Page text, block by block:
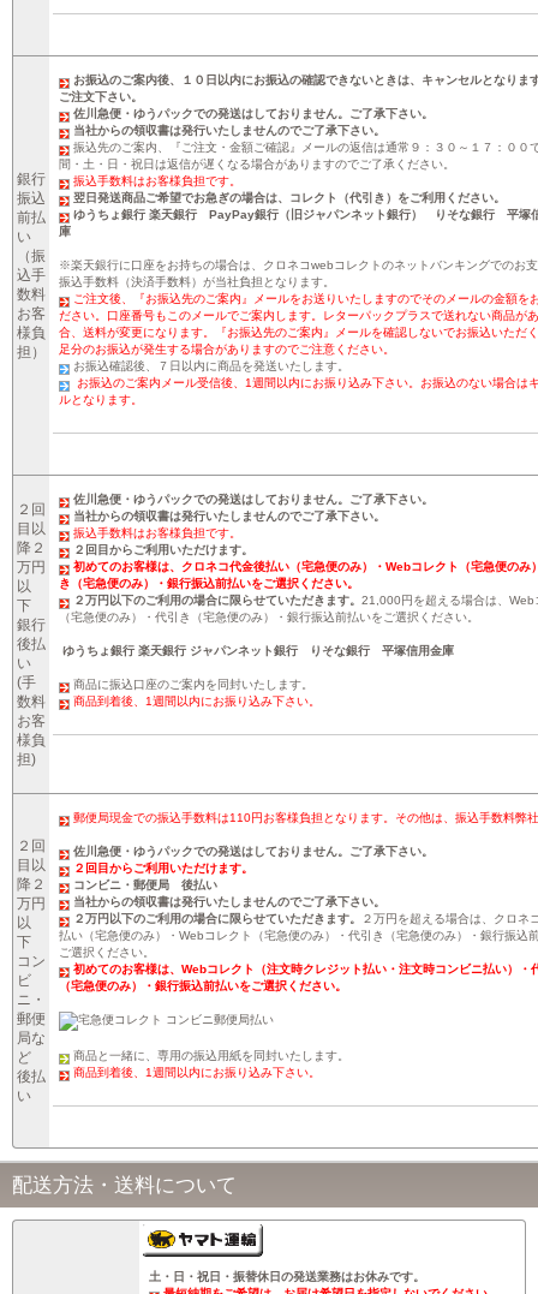
銀行
振込
前払
い
（振
込手
数料
お客
様負
担）
お振込のご案内後、１０日以内にお振込の確認できないときは、キャンセルとなりま
ご注文下さい。
佐川急便・ゆうパックでの発送はしておりません。ご了承下さい。
当社からの領収書は発行いたしませんのでご了承下さい。
振込先のご案内、『ご注文・金額ご確認』メールの返信は通常９：３０～１７：００
間・土・日・祝日は返信が遅くなる場合がありますのでご了承ください。
振込手数料はお客様負担です。
翌日発送商品ご希望でお急ぎの場合は、コレクト（代引き）をご利用ください。
ゆうちょ銀行 楽天銀行 PayPay銀行（旧ジャパンネット銀行） りそな銀行 平塚
庫
※楽天銀行に口座をお持ちの場合は、クロネコwebコレクトのネットバンキングでのお
振込手数料（決済手数料）が当社負担となります。
ご注文後、『お振込先のご案内』メールをお送りいたしますのでそのメールの金額を
ださい。口座番号もこのメールでご案内します。レターパックプラスで送れない商品が
合、送料が変更になります。『お振込先のご案内』メールを確認しないでお振込いただ
足分のお振込が発生する場合がありますのでご注意ください。
お振込確認後、７日以内に商品を発送いたします。
お振込のご案内メール受信後、1週間以内にお振り込み下さい。お振込のない場合は
ルとなります。
２回
目以
降２
万円
以
下
銀行
後払
い
(手
数料
お客
様負
担)
佐川急便・ゆうパックでの発送はしておりません。ご了承下さい。
当社からの領収書は発行いたしませんのでご了承下さい。
振込手数料はお客様負担です。
２回目からご利用いただけます。
初めてのお客様は、クロネコ代金後払い（宅急便のみ）・Webコレクト（宅急便のみ
き（宅急便のみ）・銀行振込前払いをご選択ください。
２万円以下のご利用の場合に限らせていただきます。 21,000円を超える場合は、Web
（宅急便のみ）・代引き（宅急便のみ）・銀行振込前払いをご選択ください。
ゆうちょ銀行 楽天銀行 ジャパンネット銀行 りそな銀行 平塚信用金庫
商品に振込口座のご案内を同封いたします。
商品到着後、1週間以内にお振り込み下さい。
２回
目以
降２
万円
以
下
コン
ビ
ニ・
郵便
局な
ど
後払
い
郵便局現金での振込手数料は110円お客様負担となります。その他は、振込手数料弊
佐川急便・ゆうパックでの発送はしておりません。ご了承下さい。
２回目からご利用いただけます。
コンビニ・郵便局 後払い
当社からの領収書は発行いたしませんのでご了承下さい。
２万円以下のご利用の場合に限らせていただきます。
２万円を超える場合は、クロネ
払い（宅急便のみ）・Webコレクト（宅急便のみ）・代引き（宅急便のみ）・銀行振込
ご選択ください。
初めてのお客様は、Webコレクト（注文時クレジット払い・注文時コンビニ払い）・
（宅急便のみ）・銀行振込前払いをご選択ください。
商品と一緒に、専用の振込用紙を同封いたします。
商品到着後、1週間以内にお振り込み下さい。
配送方法・送料について
土・日・祝日・振替休日の発送業務はお休みです。